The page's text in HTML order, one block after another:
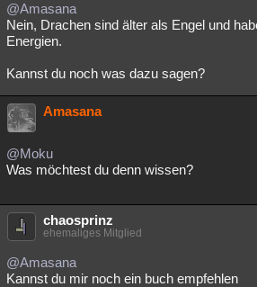
@Amasana
Nein, Drachen sind älter als Engel und
Energien.
Kannst du noch was dazu sagen?
Amasana
@Moku
Was möchtest du denn wissen?
chaosprinz
ehemaliges Mitglied
@Amasana
Kannst du mir noch ein buch empfehlen